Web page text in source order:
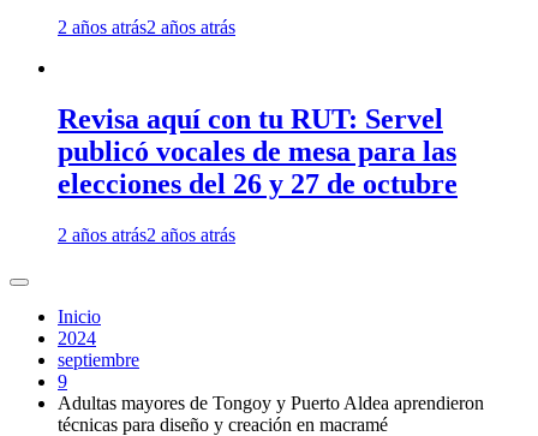
2 años atrás2 años atrás
Revisa aquí con tu RUT: Servel
publicó vocales de mesa para las
elecciones del 26 y 27 de octubre
2 años atrás2 años atrás
Inicio
2024
septiembre
9
Adultas mayores de Tongoy y Puerto Aldea aprendieron
técnicas para diseño y creación en macramé